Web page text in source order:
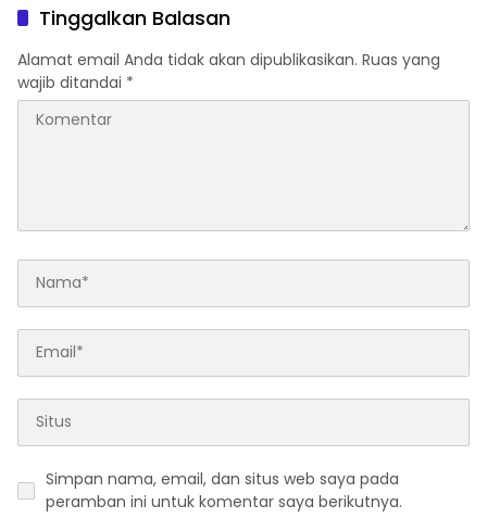
Tinggalkan Balasan
Alamat email Anda tidak akan dipublikasikan. Ruas yang
wajib ditandai *
Simpan nama, email, dan situs web saya pada
peramban ini untuk komentar saya berikutnya.